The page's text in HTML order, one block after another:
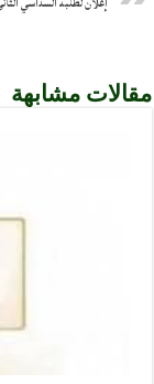
مقالات مشابهة